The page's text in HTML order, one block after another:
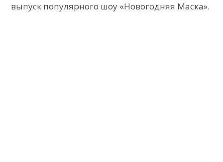
выпуск популярного шоу «Новогодняя Маска».